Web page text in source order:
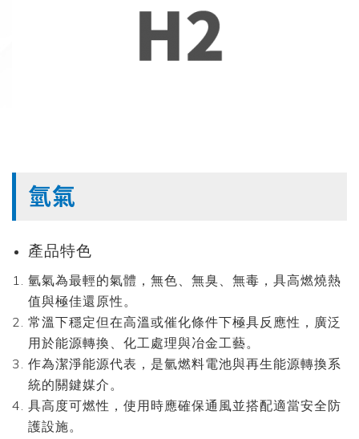
氫氣
產品特色
氫氣為最輕的氣體，無色、無臭、無毒，具高燃燒熱
值與極佳還原性。
常溫下穩定但在高溫或催化條件下極具反應性，廣泛
用於能源轉換、化工處理與冶金工藝。
作為潔淨能源代表，是氫燃料電池與再生能源轉換系
統的關鍵媒介。
具高度可燃性，使用時應確保通風並搭配適當安全防
護設施。